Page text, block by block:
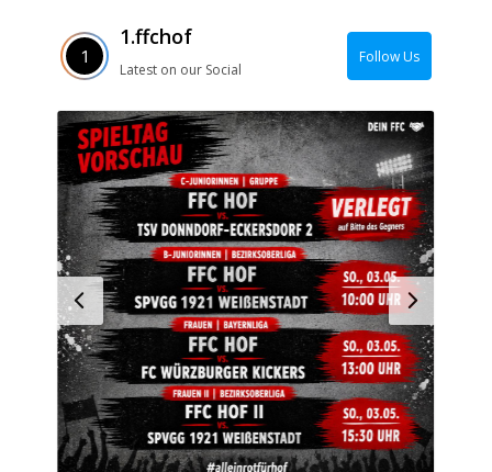
1.ffchof
Latest on our Social
Follow Us